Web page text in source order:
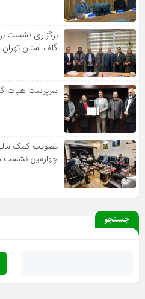
برگزاری نشست
گلف استان تهران
سرپرست هیات
تصویب کمک مالی
چهارمین نشست
جستجو